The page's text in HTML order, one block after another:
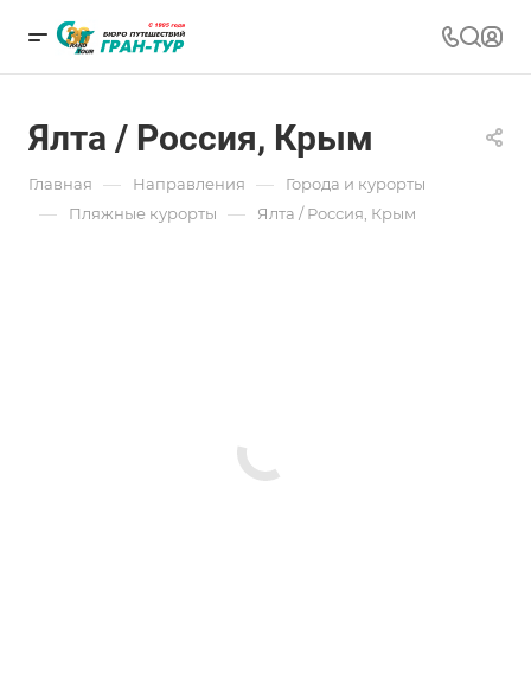
Ялта / Россия, Крым
Главная — Направления — Города и курорты
— Пляжные курорты — Ялта / Россия, Крым